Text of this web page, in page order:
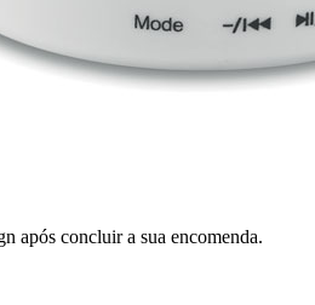
após concluir a sua encomenda.